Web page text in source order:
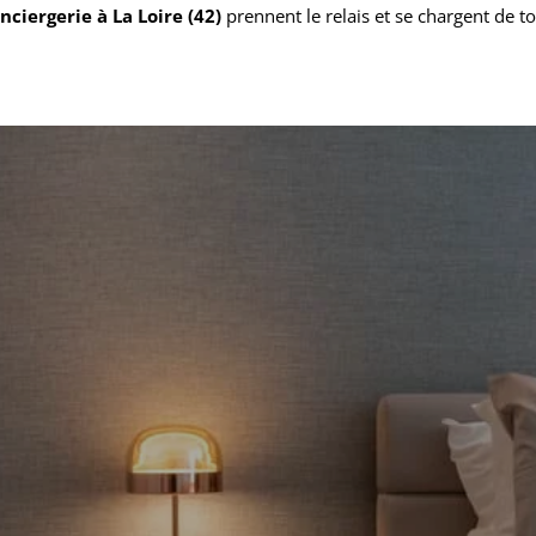
à La Loire (42)prennent le relais et se chargent de